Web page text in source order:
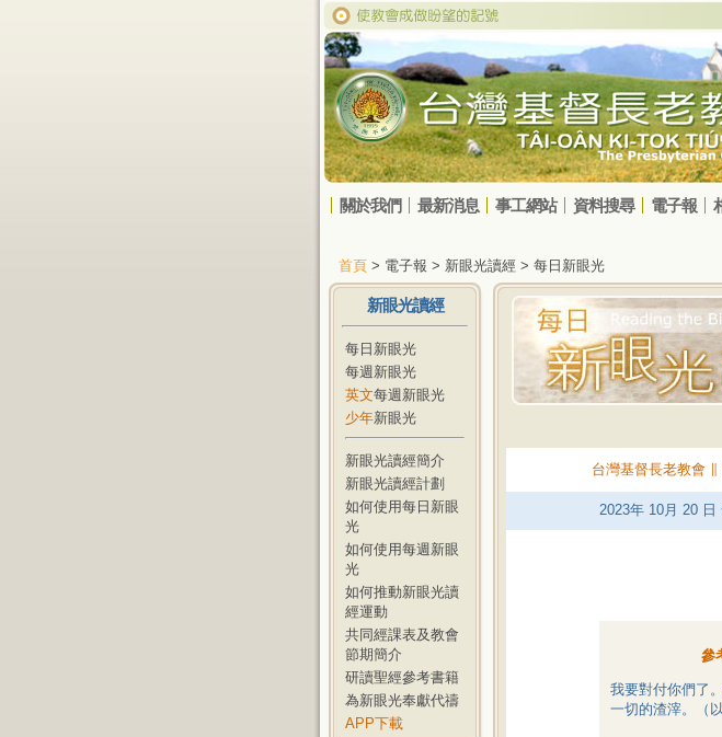
關於我們 最新消息 事工網站 資料搜尋 電子報
首頁 > 電子報 > 新眼光讀經 > 每日新眼光
新眼光讀經
每日新眼光
每週新眼光
英文每週新眼光
少年新眼光
新眼光讀經簡介
新眼光讀經計劃
如何使用每日新眼
光
如何使用每週新眼
光
如何推動新眼光讀
經運動
共同經課表及教會
節期簡介
研讀聖經參考書籍
為新眼光奉獻代禱
APP下載
台灣基督長老教會∥
2023年 10月 20日
參
我要對付你們了
一切的渣滓。（